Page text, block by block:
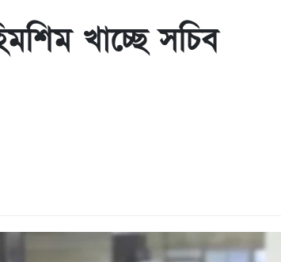
খাচ্ছে সচিব